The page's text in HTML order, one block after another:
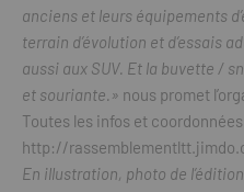
anciens et leurs équipements
terrain d’évolution et d’essais
aussi aux SUV. Et la buvette /
et souriante.» nous promet
Toutes les infos et
http://
En illustration, photo de